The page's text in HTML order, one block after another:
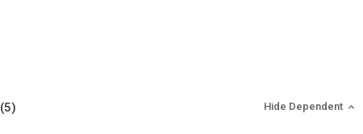
(5) Hide Dependent